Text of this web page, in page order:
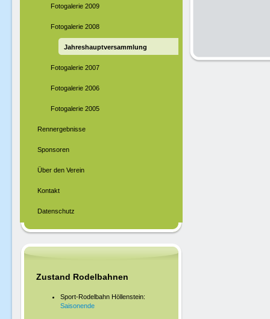
Fotogalerie 2009
Fotogalerie 2008
Jahreshauptversammlung
Fotogalerie 2007
Fotogalerie 2006
Fotogalerie 2005
Rennergebnisse
Sponsoren
Über den Verein
Kontakt
Datenschutz
Zustand Rodelbahnen
Sport-Rodelbahn Höllenstein:
Saisonende